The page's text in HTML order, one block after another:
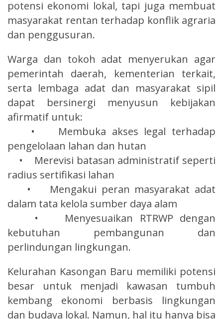
potensi ekonomi lokal, tapi juga membuat
masyarakat rentan terhadap konflik agraria
dan penggusuran.
Warga dan tokoh adat menyerukan agar
pemerintah daerah, kementerian terkait,
serta lembaga adat dan masyarakat sipil
dapat bersinergi menyusun kebijakan
afirmatif untuk:
• Membuka akses legal terhadap
pengelolaan lahan dan hutan
• Merevisi batasan administratif seperti
radius sertifikasi lahan
• Mengakui peran masyarakat adat
dalam tata kelola sumber daya alam
• Menyesuaikan RTRWP dengan
kebutuhan pembangunan dan
perlindungan lingkungan.
Kelurahan Kasongan Baru memiliki potensi
besar untuk menjadi kawasan tumbuh
kembang ekonomi berbasis lingkungan
dan budaya lokal. Namun, hal itu hanya bisa